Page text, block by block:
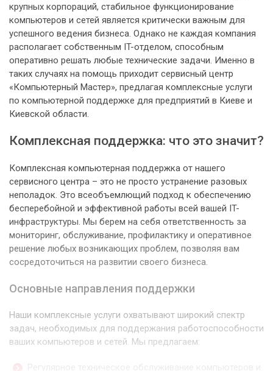
крупных корпораций, стабильное функционирование
компьютеров и сетей является критически важным для
успешного ведения бизнеса. Однако не каждая компания
располагает собственным IT-отделом, способным
оперативно решать любые технические задачи. Именно в
таких случаях на помощь приходит сервисный центр
«Компьютерный Мастер», предлагая комплексные услуги
по компьютерной поддержке для предприятий в Киеве и
Киевской области.
Комплексная поддержка: что это значит?
Комплексная компьютерная поддержка от нашего
сервисного центра – это не просто устранение разовых
неполадок. Это всеобъемлющий подход к обеспечению
бесперебойной и эффективной работы всей вашей IT-
инфраструктуры. Мы берем на себя ответственность за
мониторинг, обслуживание, профилактику и оперативное
решение любых возникающих проблем, позволяя вам
сосредоточиться на развитии своего бизнеса.
Основные направления поддержки
Наши комплексные услуги охватывают широкий спектр
задач, необходимых для поддержания работоспособности
ваших компьютеров и сетей. Мы предлагаем: